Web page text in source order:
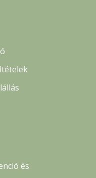
és